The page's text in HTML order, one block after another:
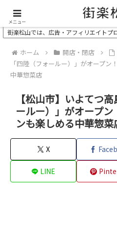
＼ 松山の街を“オモシロク”
街楽松山では、広告・アフィリエイトプ
ホーム 開店・閉店
「四陸（フォールー）」がオープン
中華惣菜店
【松山市】いよてつ
ールー）」がオープ
ンも楽しめる中華惣菜
X
LINE
メニュー